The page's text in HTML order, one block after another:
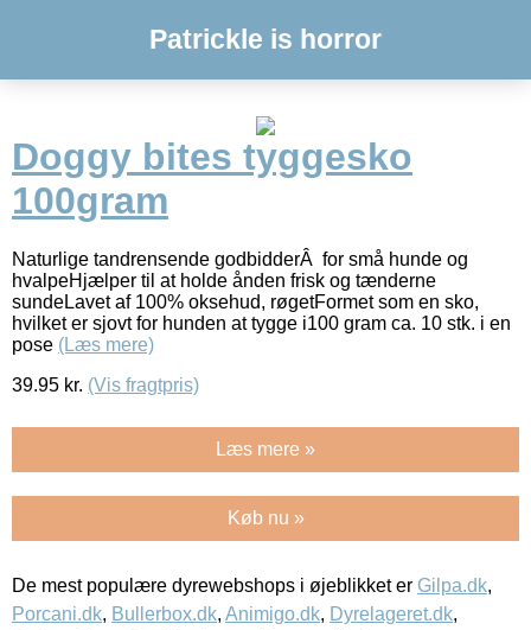
Patrickle is horror
Doggy bites tyggesko
100gram
Naturlige tandrensende godbidderÂ for små hunde og
hvalpeHjælper til at holde ånden frisk og tænderne
sundeLavet af 100% oksehud, røgetFormet som en sko,
hvilket er sjovt for hunden at tygge i100 gram ca. 10 stk. i en
pose (Læs mere)
39.95 kr. (Vis fragtpris)
Læs mere »
Køb nu »
De mest populære dyrewebshops i øjeblikket er Gilpa.dk,
Porcani.dk, Bullerbox.dk, Animigo.dk, Dyrelageret.dk,